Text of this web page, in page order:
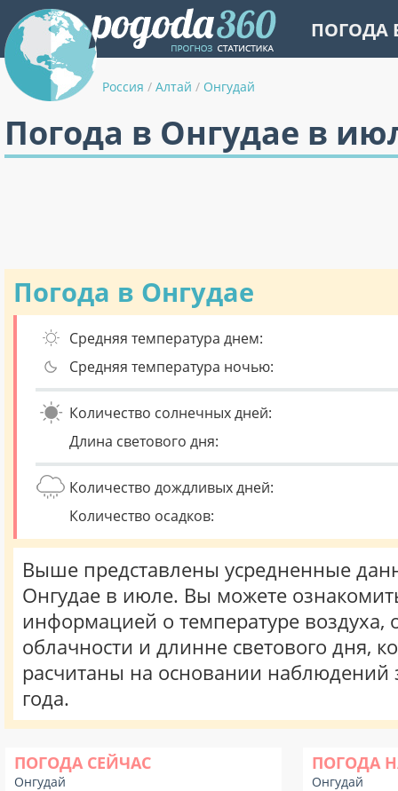
ПОГОДА
Россия / Алтай / Онгудай
Погода в Онгудае в
Погода в Онгудае
Средняя температура днем:
Средняя температура ночью:
Количество солнечных дней:
Длина светового дня:
Количество дождливых дней:
Количество осадков:
Выше представлены усредненные
Онгудае в июле. Вы можете
информацией о температуре воздуха,
облачности и длинне светового дня,
расчитаны на основании наблюдений
года.
ПОГОДА СЕЙЧАС
Онгудай
ПОГОДА
Онгудай